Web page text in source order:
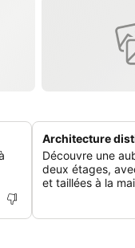
Architecture
Découvre une
deux étages,
et taillées à la